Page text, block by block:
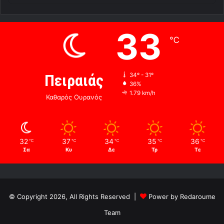
Πειραιάς
Καθαρός Ουρανός
33 ℃
34º - 31º
36%
1.79 km/h
32 ℃
Σα
37 ℃
Κυ
34 ℃
Δε
35 ℃
Τρ
36 ℃
Τε
© Copyright 2026, All Rights Reserved |
Power by Redaroume
Team